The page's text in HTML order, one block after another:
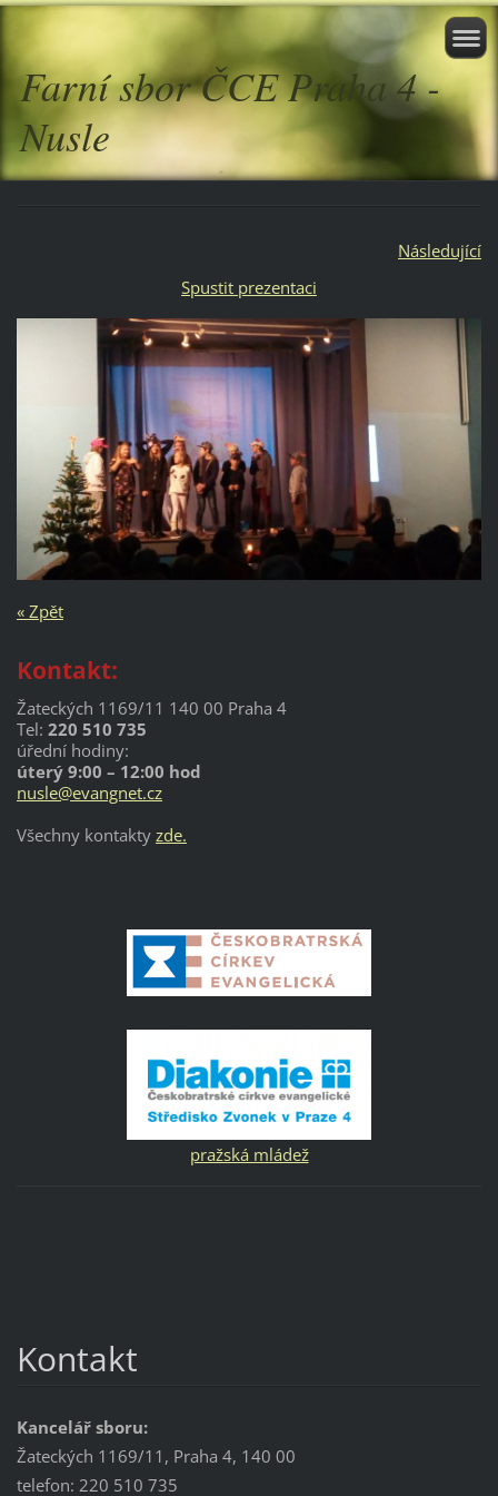
Farní sbor ČCE Praha 4 -
Nusle
Následující
Spustit prezentaci
« Zpět
Kontakt:
Žateckých 1169/11 140 00 Praha 4
Tel: 220 510 735
úřední hodiny:
úterý 9:00 – 12:00 hod
nusle@evangnet.cz
Všechny kontakty zde.
pražská mládež
Kontakt
Kancelář sboru:
Žateckých 1169/11, Praha 4, 140 00
telefon: 220 510 735